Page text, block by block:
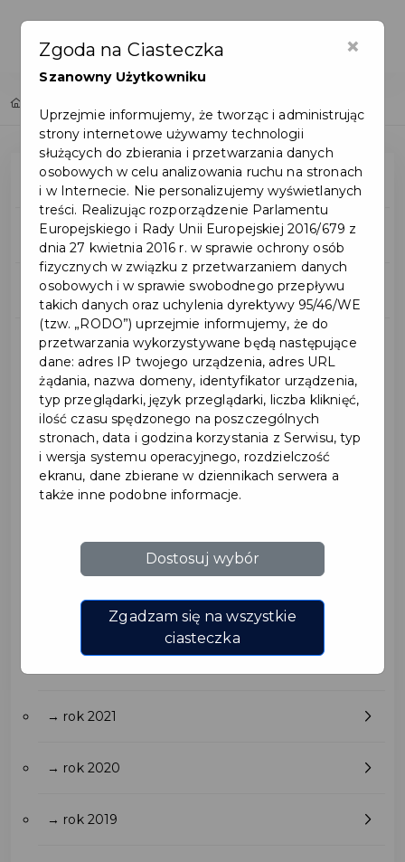
Mapa inwestycji
Wszystkie inwestycje
Budżet obywatelski
Inwestycje miejskie
→ rok 2027
→ rok 2026
→ rok 2023
→ rok 2021
→ rok 2020
→ rok 2019
×
Zgoda na Ciasteczka
Szanowny Użytkowniku
Uprzejmie informujemy, że tworząc i administrując
strony internetowe używamy technologii
służących do zbierania i przetwarzania danych
osobowych w celu analizowania ruchu na stronach
i w Internecie. Nie personalizujemy wyświetlanych
treści. Realizując rozporządzenie Parlamentu
Europejskiego i Rady Unii Europejskiej 2016/679 z
dnia 27 kwietnia 2016 r. w sprawie ochrony osób
fizycznych w związku z przetwarzaniem danych
osobowych i w sprawie swobodnego przepływu
takich danych oraz uchylenia dyrektywy 95/46/WE
(tzw. „RODO”) uprzejmie informujemy, że do
przetwarzania wykorzystywane będą następujące
dane: adres IP twojego urządzenia, adres URL
żądania, nazwa domeny, identyfikator urządzenia,
typ przeglądarki, język przeglądarki, liczba kliknięć,
ilość czasu spędzonego na poszczególnych
stronach, data i godzina korzystania z Serwisu, typ
i wersja systemu operacyjnego, rozdzielczość
ekranu, dane zbierane w dziennikach serwera a
także inne podobne informacje.
Dostosuj wybór
Zgadzam się na wszystkie
ciasteczka